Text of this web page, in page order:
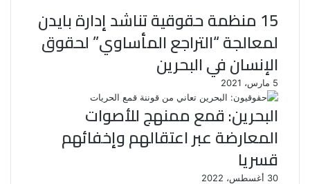
15 منظمة حقوقية تناشد إدارة بايدن
لمعالجة “التراجع المأساوي” لحقوق
الإنسان في البحرين
5 مارس، 2021
البحرين: قمع ممنهج للأصوات
المعارضة عبر اعتقالهم وإخفائهم
قسريا
30 أغسطس، 2022